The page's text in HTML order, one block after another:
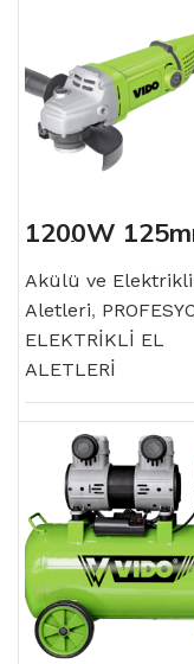
1200W
Taşlama
Akülü ve
Aletleri,
ELEKTRİKLİ EL
ALETLERİ